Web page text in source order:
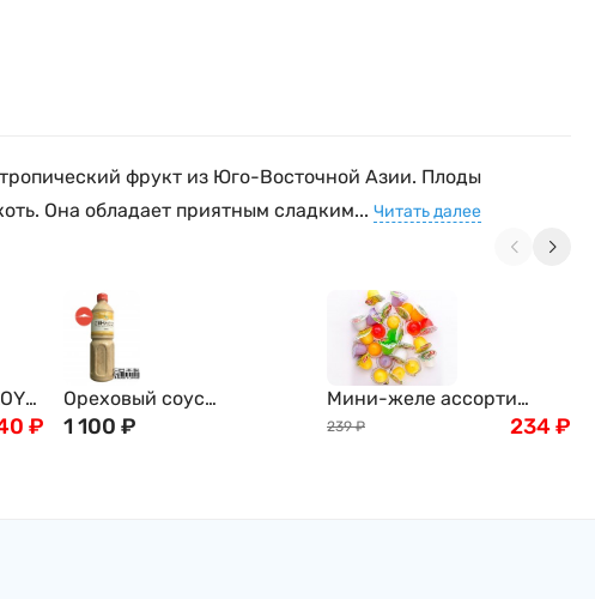
фрукт из Юго-Восточной Азии. Плоды
Она обладает приятным сладким... Читать далее
₽
Ореховый соус
(Гамадари) Косё, 1л
1 100 ₽
Мини-желе ассорти
тропических вкусов New
239 ₽ 234₽